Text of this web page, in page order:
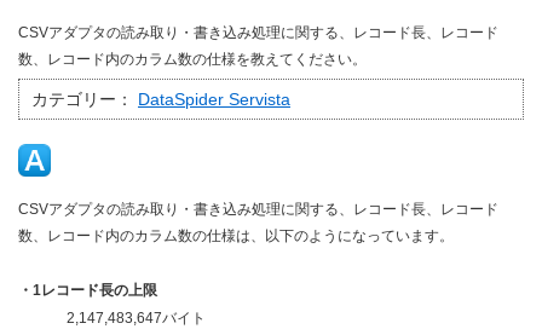
CSVアダプタの読み取り・書き込み処理に関する、レコード長、レコード
数、レコード内のカラム数の仕様を教えてください。
カテゴリー： DataSpider Servista
CSVアダプタの読み取り・書き込み処理に関する、レコード長、レコード
数、レコード内のカラム数の仕様は、以下のようになっています。
・1レコード長の上限
2,147,483,647バイト